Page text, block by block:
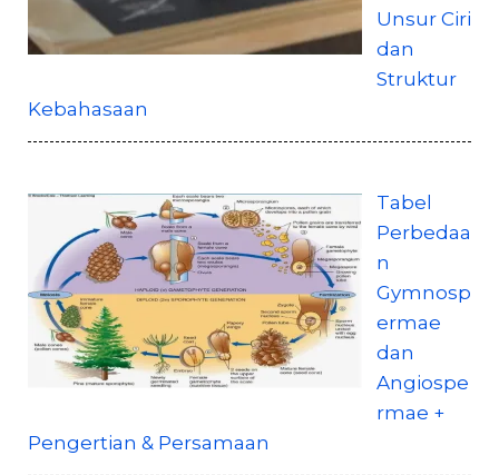
Unsur Ciri
dan
Struktur
Kebahasaan
Tabel
Perbedaa
n
Gymnosp
ermae
dan
Angiospe
rmae +
Pengertian & Persamaan